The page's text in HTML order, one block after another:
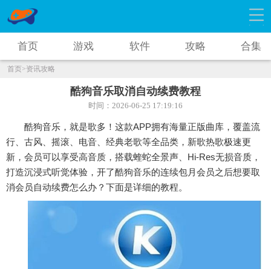
首页 游戏 软件 攻略 合集
首页>资讯攻略
酷狗音乐取消自动续费教程
时间：2026-06-25 17:19:16
酷狗音乐，就是歌多！这款APP拥有海量正版曲库，覆盖流
行、古风、摇滚、电音、经典老歌等全品类，新歌热歌极速更
新，会员可以享受高音质，搭载蝰蛇全景声、Hi‑Res无损音质，
打造沉浸式听觉体验，开了酷狗音乐的连续包月会员之后想要取
消会员自动续费怎么办？下面是详细的教程。